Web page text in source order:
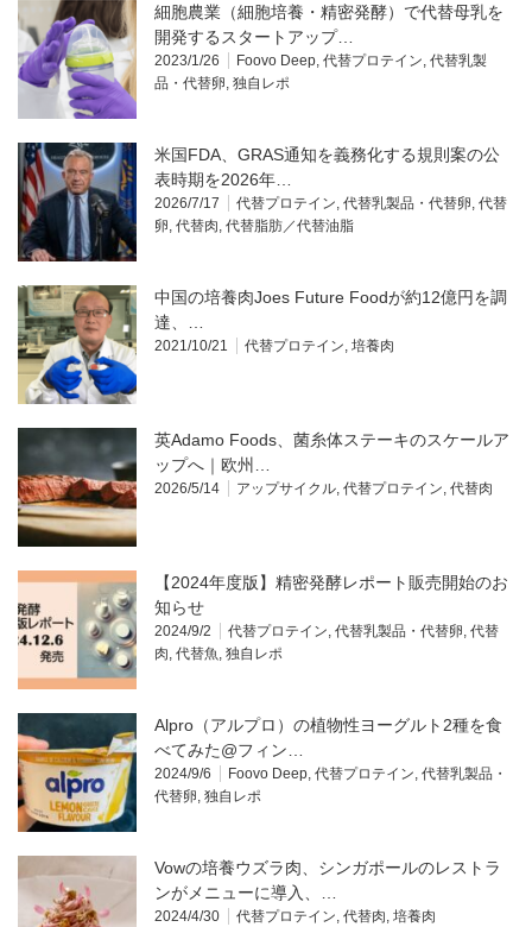
細胞農業（細胞培養・精密発酵）で代替母乳を
開発するスタートアップ…
2023/1/26 Foovo Deep 代替プロテイン 代替乳製
品・代替卵 独自レポ
米国FDA、GRAS通知を義務化する規則案の公
表時期を2026年…
2026/7/17 代替プロテイン 代替乳製品・代替卵 代替
卵 代替肉 代替脂肪／代替油脂
中国の培養肉Joes Future Foodが約12億円を調
達、…
2021/10/21 代替プロテイン 培養肉
英Adamo Foods、菌糸体ステーキのスケールア
ップへ｜欧州…
2026/5/14 アップサイクル 代替プロテイン 代替肉
【2024年度版】精密発酵レポート販売開始のお
知らせ
2024/9/2 代替プロテイン 代替乳製品・代替卵 代替
肉 代替魚 独自レポ
Alpro（アルプロ）の植物性ヨーグルト2種を食
べてみた@フィン…
2024/9/6 Foovo Deep 代替プロテイン 代替乳製品・
代替卵 独自レポ
Vowの培養ウズラ肉、シンガポールのレストラ
ンがメニューに導入、…
2024/4/30 代替プロテイン 代替肉 培養肉